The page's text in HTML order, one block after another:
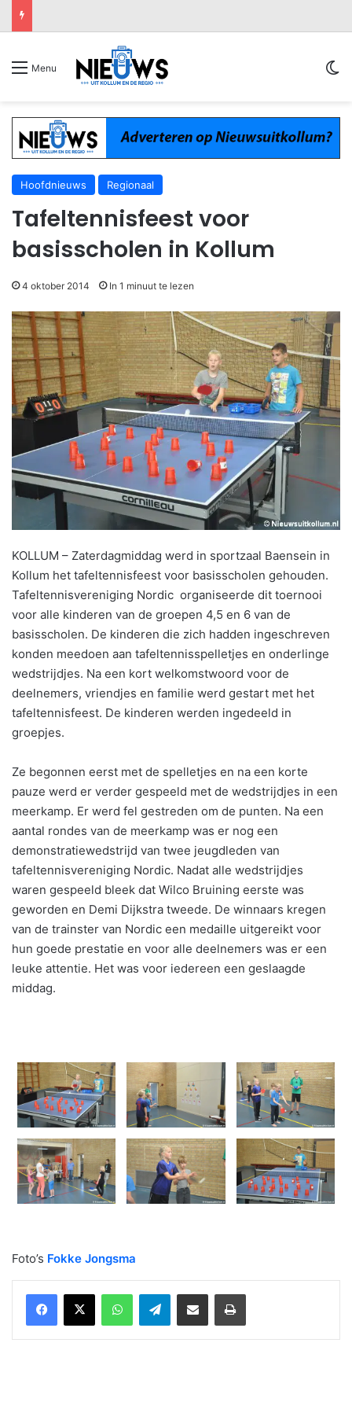
Menu
Hoofdnieuws Regionaal
Tafeltennisfeest voor
basisscholen in Kollum
4 oktober 2014 In 1 minuut te lezen
KOLLUM – Zaterdagmiddag werd in sportzaal Baensein in
Kollum het tafeltennisfeest voor basisscholen gehouden.
Tafeltennisvereniging Nordic organiseerde dit toernooi
voor alle kinderen van de groepen 4,5 en 6 van de
basisscholen. De kinderen die zich hadden ingeschreven
konden meedoen aan tafeltennisspelletjes en onderlinge
wedstrijdjes. Na een kort welkomstwoord voor de
deelnemers, vriendjes en familie werd gestart met het
tafeltennisfeest. De kinderen werden ingedeeld in
groepjes.
Ze begonnen eerst met de spelletjes en na een korte
pauze werd er verder gespeeld met de wedstrijdjes in een
meerkamp. Er werd fel gestreden om de punten. Na een
aantal rondes van de meerkamp was er nog een
demonstratiewedstrijd van twee jeugdleden van
tafeltennisvereniging Nordic. Nadat alle wedstrijdjes
waren gespeeld bleek dat Wilco Bruining eerste was
geworden en Demi Dijkstra tweede. De winnaars kregen
van de trainster van Nordic een medaille uitgereikt voor
hun goede prestatie en voor alle deelnemers was er een
leuke attentie. Het was voor iedereen een geslaagde
middag.
Foto’s Fokke Jongsma
WhatsAppTelegramDelen via Email Print